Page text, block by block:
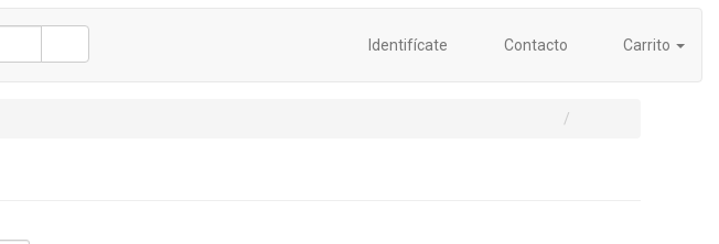
Identifícate Contacto Carrito